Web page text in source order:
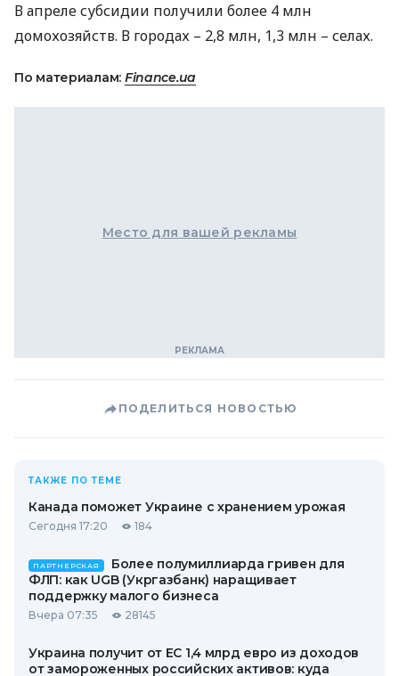
В апреле субсидии получили более 4 млн
домохозяйств. В городах – 2,8 млн, 1,3 млн – селах.
По материалам: Finance.ua
Место для вашей рекламы
ПОДЕЛИТЬСЯ НОВОСТЬЮ
ТАКЖЕ ПО ТЕМЕ
Канада поможет Украине с хранением урожая
Сегодня 17:20 184
ПАРТНЕРСКАЯ
Более полумиллиарда гривен для
ФЛП: как UGB (Укргазбанк) наращивает
поддержку малого бизнеса
Вчера 07:35 28145
Украина получит от ЕС 1,4 млрд евро из доходов
от замороженных российских активов: куда